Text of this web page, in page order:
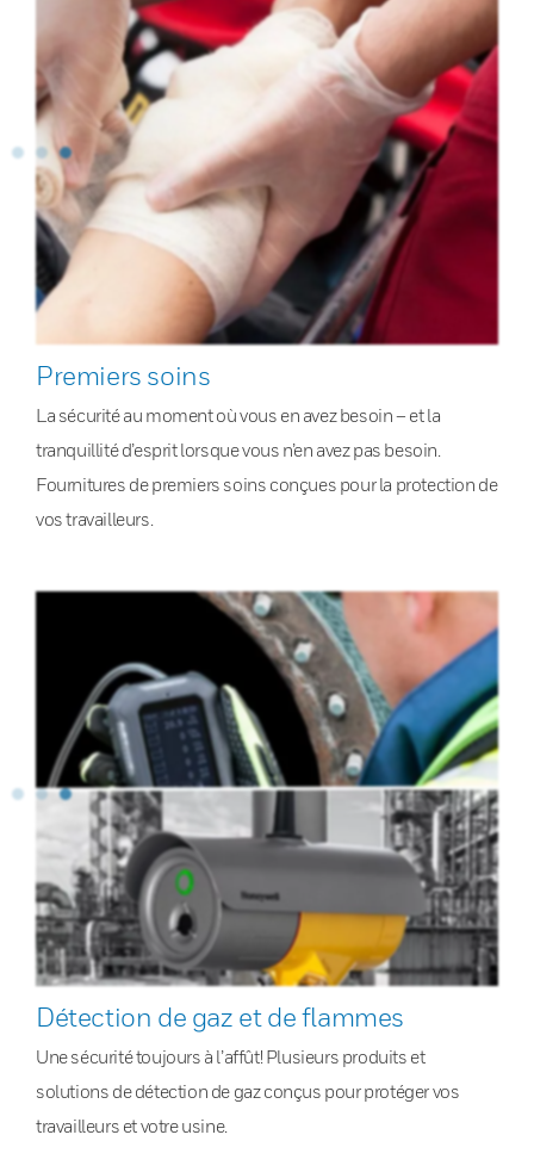
Premiers soins
La sécurité au moment où vous en avez besoin – et la
tranquillité d’esprit lorsque vous n’en avez pas besoin.
Fournitures de premiers soins conçues pour la protection de
vos travailleurs.
Détection de gaz et de flammes
Une sécurité toujours à l’affût! Plusieurs produits et
solutions de détection de gaz conçus pour protéger vos
travailleurs et votre usine.